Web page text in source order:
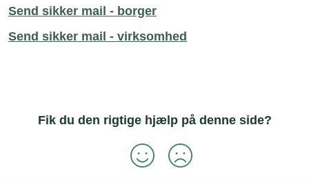
Send sikker mail - borger
Send sikker mail - virksomhed
Fik du den rigtige hjælp på denne side?